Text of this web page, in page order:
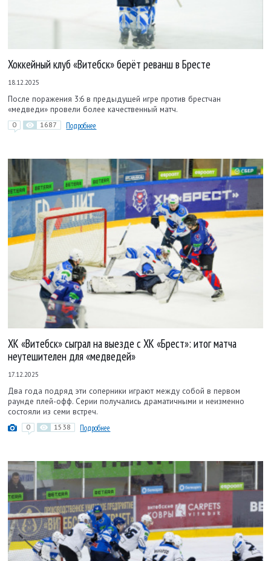
Хоккейный клуб «Витебск» берёт реванш в Бресте
18.12.2025
После поражения 3:6 в предыдущей игре против брестчан
«медведи» провели более качественный матч.
0 1687 Подробнее
ХК «Витебск» сыграл на выезде с ХК «Брест»: итог матча
неутешителен для «медведей»
17.12.2025
Два года подряд эти соперники играют между собой в первом
раунде плей-офф. Серии получались драматичными и неизменно
состояли из семи встреч.
0 1538 Подробнее